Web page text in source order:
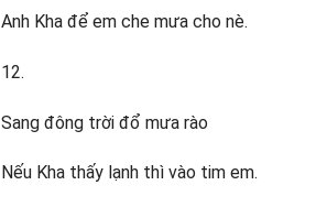
Anh Kha để em che mưa cho nè.
12.
Sang đông trời đổ mưa rào
Nếu Kha thấy lạnh thì vào tim em.